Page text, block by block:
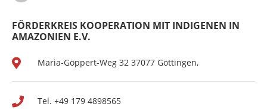
FÖRDERKREIS KOOPERATION MIT INDIGENEN IN
AMAZONIEN E.V.
Maria-Göppert-Weg 32 37077 Göttingen,
Tel. +49 179 4898565